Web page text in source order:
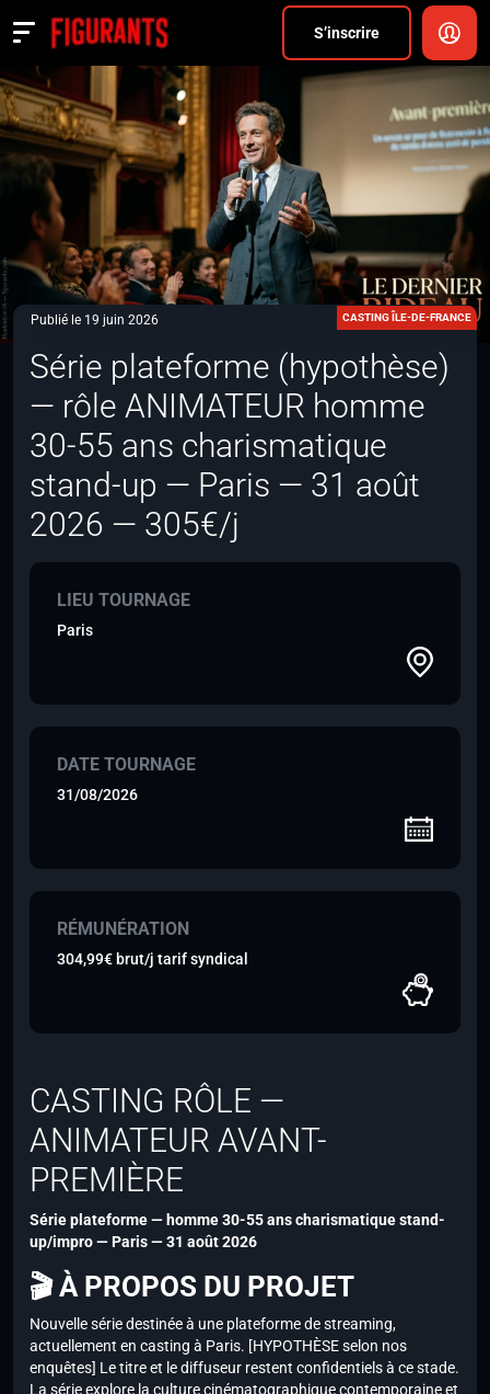
S’inscrire
Actualités
ANNONCER
FAQ
S’inscrire
CONNEXION
Publié le 19 juin 2026
CASTING ÎLE-DE-FRANCE
Série plateforme (hypothèse)
— rôle ANIMATEUR homme
30-55 ans charismatique
stand-up — Paris — 31 août
2026 — 305€/j
LIEU TOURNAGE
Paris
DATE TOURNAGE
31/08/2026
RÉMUNÉRATION
304,99€ brut/j tarif syndical
CASTING RÔLE —
ANIMATEUR AVANT-
PREMIÈRE
Série plateforme — homme 30-55 ans charismatique stand-
up/impro — Paris — 31 août 2026
🎬 À PROPOS DU PROJET
Nouvelle série destinée à une plateforme de streaming,
actuellement en casting à Paris. [HYPOTHÈSE selon nos
enquêtes] Le titre et le diffuseur restent confidentiels à ce stade.
La série explore la culture cinématographique contemporaine et